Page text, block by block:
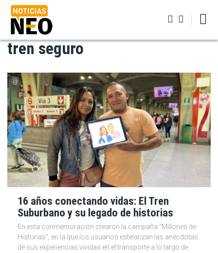
Pasar
contenido
principal
tren seguro
16 años conectando vidas: El Tren
Suburbano y su legado de historias
En esta conmemoración crearon la campaña “Millones de
Historias”, en la que los usuarios estelarizan las anécdotas
de sus experiencias vividas en el transporte a lo largo de